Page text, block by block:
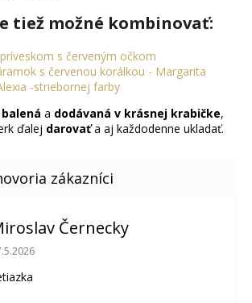
tiež možné kombinovať:
s červeným očkom
s červenou korálkou - Margarita
-striebornej farby
balená a dodávaná v krásnej krabičke,
ďalej darovaťa aj každodenne ukladať.
Černecky
obchodu je 5 z 5 hviezdičiek.